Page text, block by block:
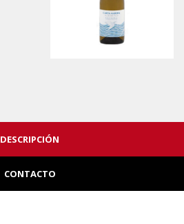
DESCRIPCIÓN
CONTACTO